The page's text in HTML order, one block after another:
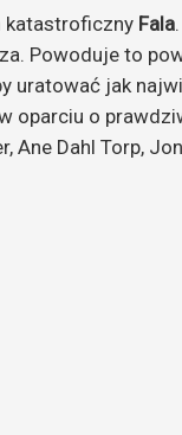
katastroficzny Fala
Powoduje to
uratować jak
oparciu o
Ane Dahl Torp,